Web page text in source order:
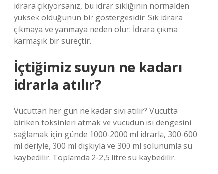
idrara çıkıyorsanız, bu idrar sıklığının normalden
yüksek olduğunun bir göstergesidir. Sık idrara
çıkmaya ve yanmaya neden olur: İdrara çıkma
karmaşık bir süreçtir.
İçtiğimiz suyun ne kadarı
idrarla atılır?
Vücuttan her gün ne kadar sıvı atılır? Vücutta
biriken toksinleri atmak ve vücudun ısı dengesini
sağlamak için günde 1000-2000 ml idrarla, 300-600
ml deriyle, 300 ml dışkıyla ve 300 ml solunumla su
kaybedilir. Toplamda 2-2,5 litre su kaybedilir.